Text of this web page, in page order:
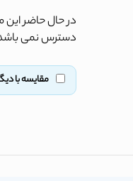
در حال حاضر
دسترس نمی
مقایسه با